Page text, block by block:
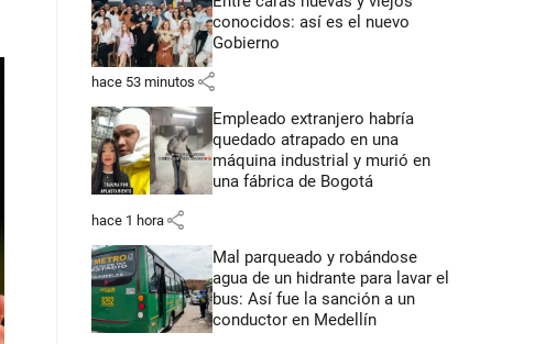
conocidos: así es el nuevo
Gobierno
hace 53 minutos share
Empleado extranjero habría
quedado atrapado en una
máquina industrial y murió en
una fábrica de Bogotá
hace 1 hora share
Mal parqueado y robándose
agua de un hidrante para lavar el
bus: Así fue la sanción a un
conductor en Medellín